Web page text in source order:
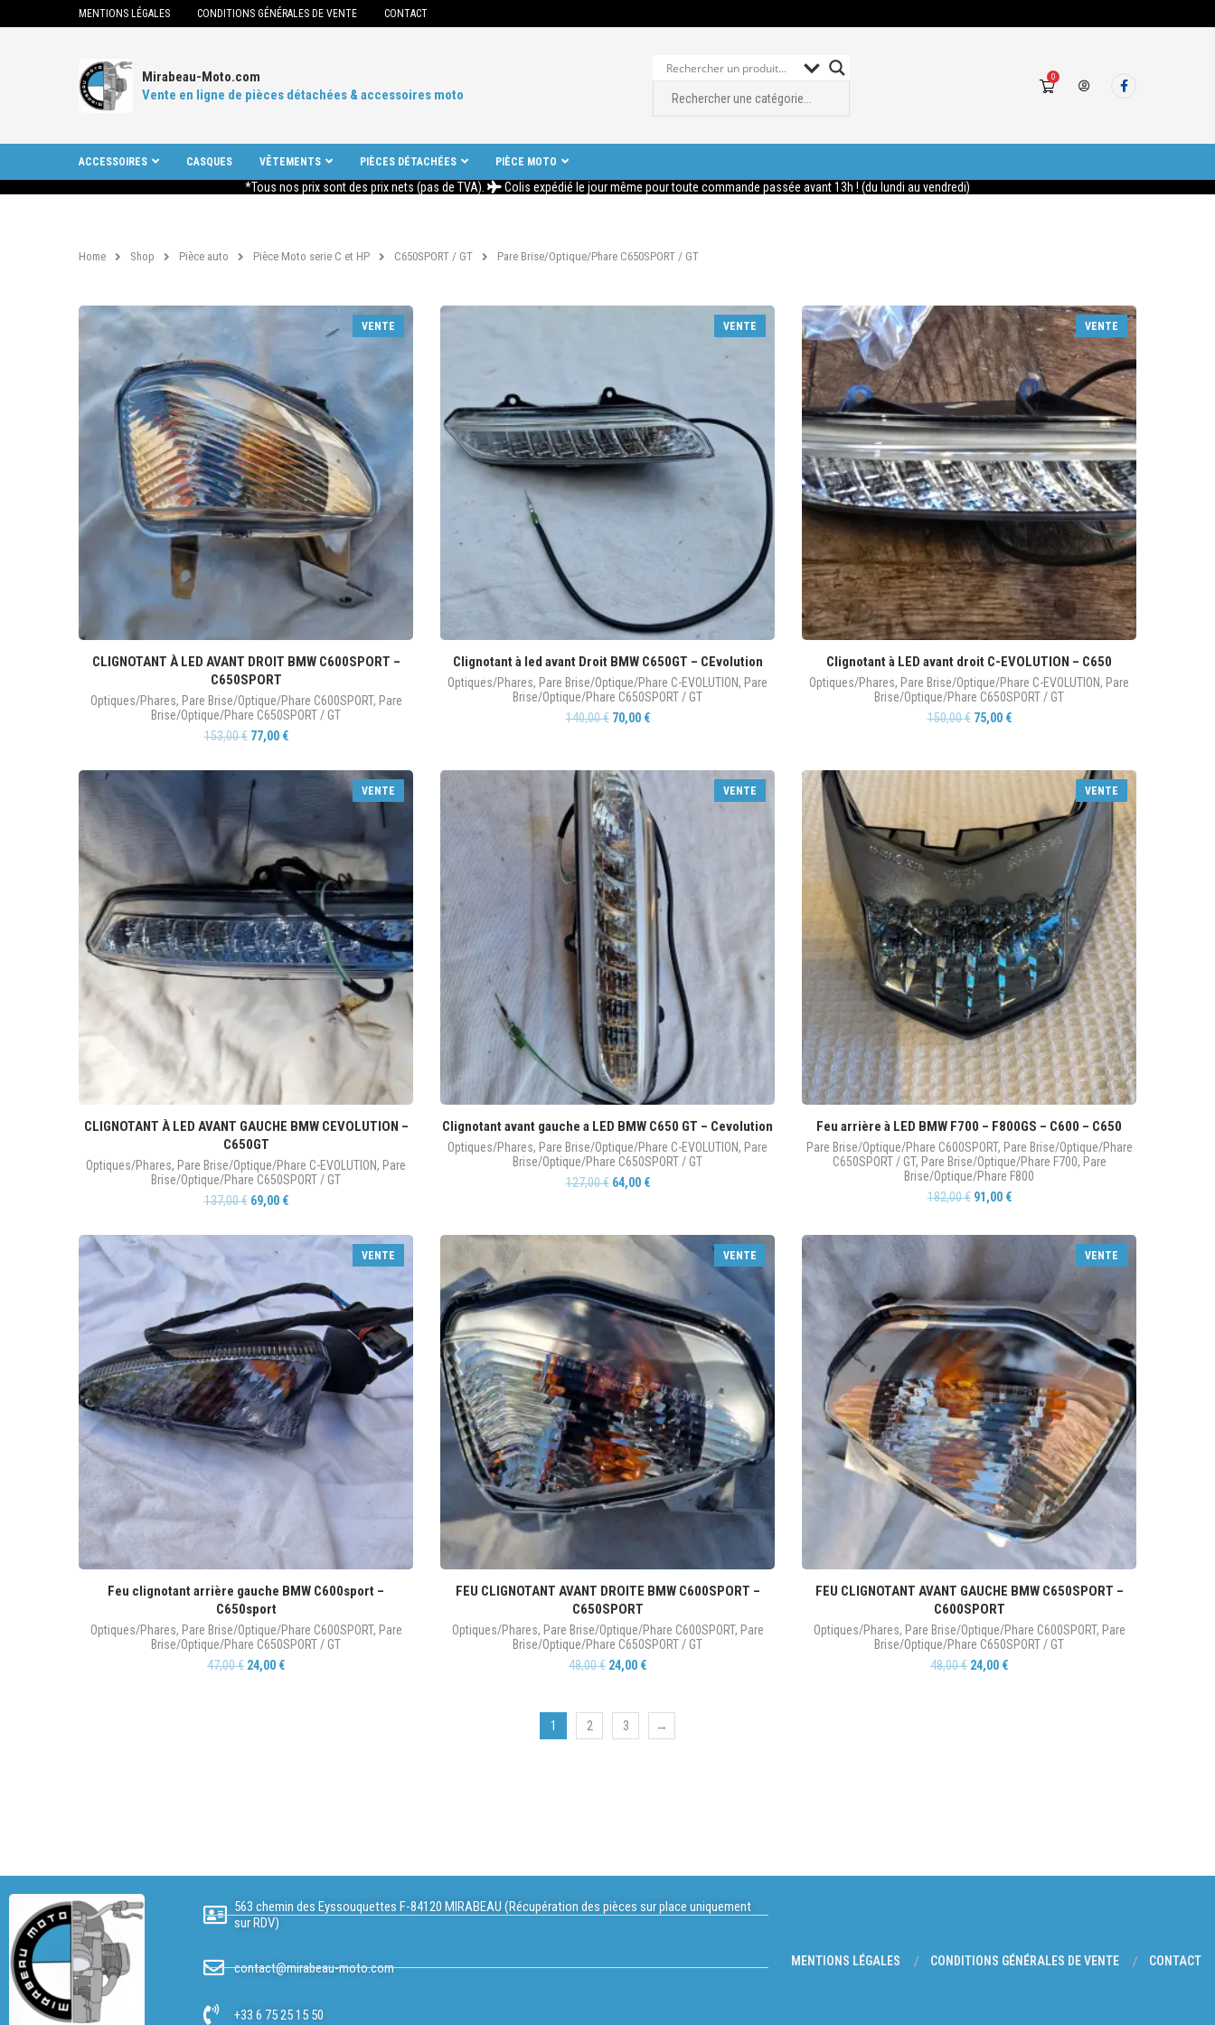
MENTIONS LÉGALES CONDITIONS GÉNÉRALES DE VENTE CONTACT
Mirabeau-Moto.com
Vente en ligne de pièces détachées & accessoires moto
0
ACCESSOIRES CASQUES VÊTEMENTS PIÈCES DÉTACHÉES PIÈCE MOTO
*Tous nos prix sont des prix nets (pas de TVA). Colis expédié le jour même pour toute commande passée avant 13h ! (du lundi au vendredi)
Home Shop Pièce auto Pièce Moto serie C et HP C650SPORT / GT Pare Brise/Optique/Phare C650SPORT / GT
VENTE
CLIGNOTANT À LED AVANT DROIT BMW C600SPORT –
C650SPORT
Optiques/Phares, Pare Brise/Optique/Phare C600SPORT, Pare
Brise/Optique/Phare C650SPORT / GT
153,00€ 77,00 €
VENTE
Clignotant à led avant Droit BMW C650GT – CEvolution
Optiques/Phares, Pare Brise/Optique/Phare C-EVOLUTION, Pare
Brise/Optique/Phare C650SPORT / GT
140,00€ 70,00 €
VENTE
Clignotant à LED avant droit C-EVOLUTION – C650
Optiques/Phares, Pare Brise/Optique/Phare C-EVOLUTION, Pare
Brise/Optique/Phare C650SPORT / GT
150,00€ 75,00 €
VENTE
CLIGNOTANT À LED AVANT GAUCHE BMW CEVOLUTION –
C650GT
Optiques/Phares, Pare Brise/Optique/Phare C-EVOLUTION, Pare
Brise/Optique/Phare C650SPORT / GT
137,00€ 69,00 €
VENTE
Clignotant avant gauche a LED BMW C650 GT – Cevolution
Optiques/Phares, Pare Brise/Optique/Phare C-EVOLUTION, Pare
Brise/Optique/Phare C650SPORT / GT
127,00€ 64,00 €
VENTE
Feu arrière à LED BMW F700 – F800GS – C600 – C650
Pare Brise/Optique/Phare C600SPORT, Pare Brise/Optique/Phare
C650SPORT / GT, Pare Brise/Optique/Phare F700, Pare
Brise/Optique/Phare F800
182,00€ 91,00 €
VENTE
Feu clignotant arrière gauche BMW C600sport –
C650sport
Optiques/Phares, Pare Brise/Optique/Phare C600SPORT, Pare
Brise/Optique/Phare C650SPORT / GT
47,00€ 24,00 €
VENTE
FEU CLIGNOTANT AVANT DROITE BMW C600SPORT –
C650SPORT
Optiques/Phares, Pare Brise/Optique/Phare C600SPORT, Pare
Brise/Optique/Phare C650SPORT / GT
48,00€ 24,00 €
VENTE
FEU CLIGNOTANT AVANT GAUCHE BMW C650SPORT –
C600SPORT
Optiques/Phares, Pare Brise/Optique/Phare C600SPORT, Pare
Brise/Optique/Phare C650SPORT / GT
48,00€ 24,00 €
1 2 3 →
563 chemin des Eyssouquettes F-84120 MIRABEAU (Récupération des pièces sur place uniquement
sur RDV)
contact@mirabeau-moto.com
+33 6 75 25 15 50
MENTIONS LÉGALES CONDITIONS GÉNÉRALES DE VENTE CONTACT